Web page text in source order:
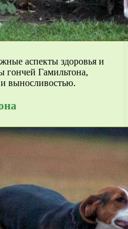
аспекты здоровья и
гончей Гамильтона,
выносливостью.